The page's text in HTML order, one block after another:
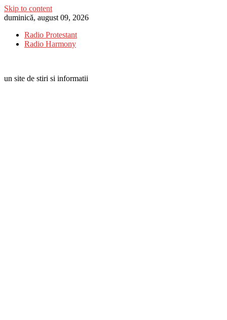
Skip to content
duminică, august 09, 2026
Radio Protestant
Radio Harmony
un site de stiri si informatii